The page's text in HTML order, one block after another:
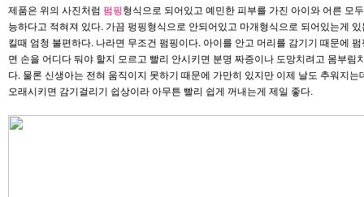
제품은 위의 사진처럼 펌핑형식으로 되어있고 예민한 피부를 가진 아이와 어른 모
능하다고 적혀져 있다. 가끔 펑핑형식으로 안되어있고 마개형식으로 되어있는게
킬때 엄청 불편하다. 나라면 무조건 펌핑이다. 아이를 안고 머리를 감기기 때문에
면 손을 어디다 둬야 할지 모르고 빨리 안시키면 분명 짜증이나 도망치려고 몸부림
다. 물론 신생아는 전혀 움직이지 못하기 때문에 가만히 있지만 이제 날도 추워지는
오래시키면 감기걸리기 쉽상이라 아무튼 빨리 쉽게 꺼내는게 제일 좋다.